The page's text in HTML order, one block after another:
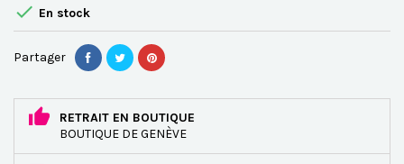
 En stock
Partager
RETRAIT EN BOUTIQUE
BOUTIQUE DE GENÈVE